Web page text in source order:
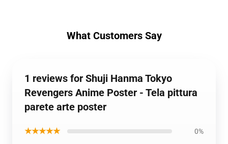
What Customers Say
1 reviews for Shuji Hanma Tokyo
Revengers Anime Poster - Tela pittura
parete arte poster
★★★★★ 0%